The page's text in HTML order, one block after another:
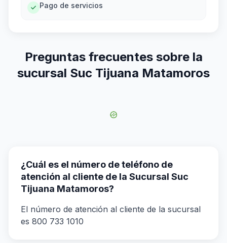
Pago de servicios
Preguntas frecuentes sobre la
sucursal Suc Tijuana Matamoros
¿Cuál es el número de teléfono de
atención al cliente de la Sucursal Suc
Tijuana Matamoros?
El número de atención al cliente de la sucursal
es 800 733 1010